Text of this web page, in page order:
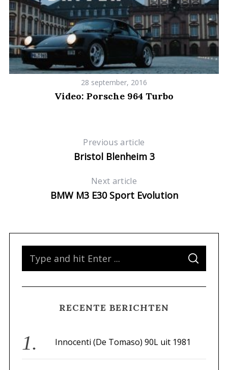
28 september, 2016
Video: Porsche 964 Turbo
Previous article
Bristol Blenheim 3
Next article
BMW M3 E30 Sport Evolution
f
o
S
A
C
RECENTE BERICHTEN
Innocenti (De Tomaso) 90L uit 1981
h
f
o
r
: